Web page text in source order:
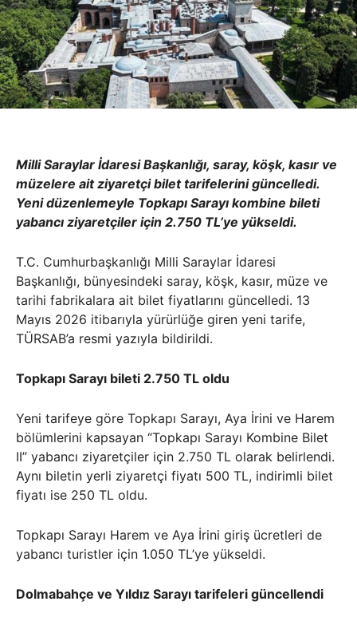
Milli Saraylar İdaresi Başkanlığı, saray, köşk, kasır ve
müzelere ait ziyaretçi bilet tarifelerini güncelledi.
Yeni düzenlemeyle Topkapı Sarayı kombine bileti
yabancı ziyaretçiler için 2.750 TL’ye yükseldi.
T.C. Cumhurbaşkanlığı Milli Saraylar İdaresi
Başkanlığı, bünyesindeki saray, köşk, kasır, müze ve
tarihi fabrikalara ait bilet fiyatlarını güncelledi. 13
Mayıs 2026 itibarıyla yürürlüğe giren yeni tarife,
TÜRSAB’a resmi yazıyla bildirildi.
Topkapı Sarayı bileti 2.750 TL oldu
Yeni tarifeye göre Topkapı Sarayı, Aya İrini ve Harem
bölümlerini kapsayan “Topkapı Sarayı Kombine Bilet
II” yabancı ziyaretçiler için 2.750 TL olarak belirlendi.
Aynı biletin yerli ziyaretçi fiyatı 500 TL, indirimli bilet
fiyatı ise 250 TL oldu.
Topkapı Sarayı Harem ve Aya İrini giriş ücretleri de
yabancı turistler için 1.050 TL’ye yükseldi.
Dolmabahçe ve Yıldız Sarayı tarifeleri güncellendi